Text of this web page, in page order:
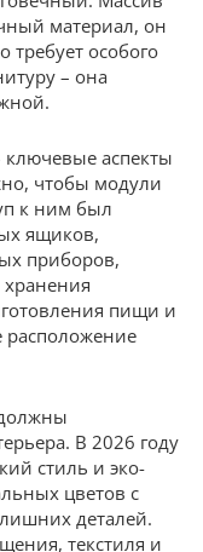
материал, он
требует особого
– она
аспекты
чтобы модули
к ним был
ящиков,
приборов,
пищи и
расположение
В 2026 году
стиль и эко-
цветов с
деталей.
текстиля и